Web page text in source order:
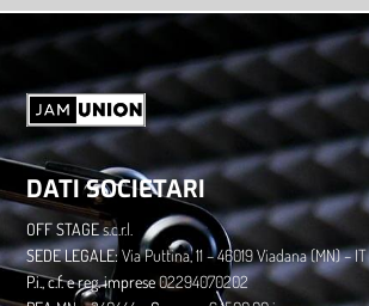
DATI SOCIETARI
OFF STAGEs.c.r.l.
​SEDE LEGALE:Via Puttina, 11 – 46019 Viadana (MN) – IT
P.i., c.f. e reg. imprese02294070202